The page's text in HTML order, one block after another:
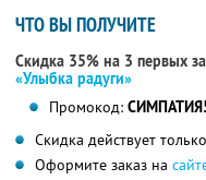
ЧТО ВЫ ПОЛУЧИТЕ
Скидка 35% на 3 первых
«Улыбка радуги»
Промокод:
Скидка действует
Оформите заказ на